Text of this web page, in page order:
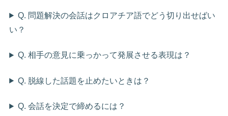
Q. 問題解決の会話はクロアチア語でどう切り出せばい
い？
Q. 相手の意見に乗っかって発展させる表現は？
Q. 脱線した話題を止めたいときは？
Q. 会話を決定で締めるには？